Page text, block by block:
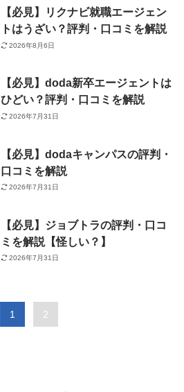
【必見】リクナビ就職エージェン
トはうざい？評判・口コミを解説
2026年8月6日
【必見】doda新卒エージェントは
ひどい？評判・口コミを解説
2026年7月31日
【必見】dodaキャンパスの評判・
口コミを解説
2026年7月31日
【必見】ジョブトラの評判・口コ
ミを解説【怪しい？】
2026年7月31日
1 2